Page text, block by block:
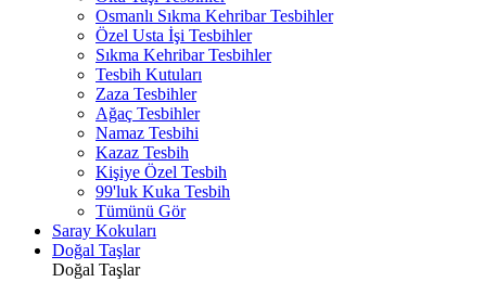
Osmanlı Sıkma Kehribar Tesbihler
Özel Usta İşi Tesbihler
Sıkma Kehribar Tesbihler
Tesbih Kutuları
Zaza Tesbihler
Ağaç Tesbihler
Namaz Tesbihi
Kazaz Tesbih
Kişiye Özel Tesbih
99'luk Kuka Tesbih
Tümünü Gör
Saray Kokuları
Doğal Taşlar
Doğal Taşlar